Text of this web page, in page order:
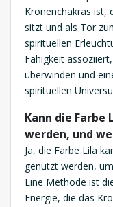
Kronenchakras ist,
sitzt und als Tor
spirituellen
Fähigkeit
überwinden und
spirituellen
Kann die
werden, und
Ja, die Farbe Lila
genutzt werden,
Eine Methode ist
Energie, die das